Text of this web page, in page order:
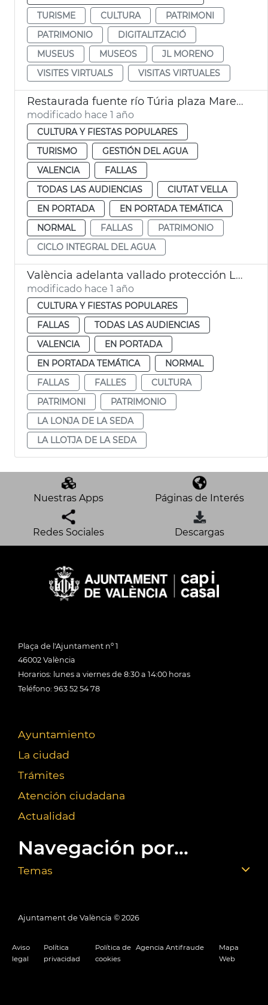
TURISME
CULTURA
PATRIMONI
PATRIMONIO
DIGITALITZACIÓ
MUSEUS
MUSEOS
JL MORENO
VISITES VIRTUALS
VISITAS VIRTUALES
Restaurada fuente río Túria plaza Mare de Déu València
modificado hace 1 año
CULTURA Y FIESTAS POPULARES
TURISMO
GESTIÓN DEL AGUA
VALENCIA
FALLAS
TODAS LAS AUDIENCIAS
CIUTAT VELLA
EN PORTADA
EN PORTADA TEMÁTICA
NORMAL
FALLAS
PATRIMONIO
CICLO INTEGRAL DEL AGUA
València adelanta vallado protección Llotja para Fallas
modificado hace 1 año
CULTURA Y FIESTAS POPULARES
FALLAS
TODAS LAS AUDIENCIAS
VALENCIA
EN PORTADA
EN PORTADA TEMÁTICA
NORMAL
FALLAS
FALLES
CULTURA
PATRIMONI
PATRIMONIO
LA LONJA DE LA SEDA
LA LLOTJA DE LA SEDA
Nuestras Apps Páginas de Interés
Redes Sociales Descargas
Plaça de l'Ajuntament nº 1
46002 València
Horarios: lunes a viernes de 8:30 a 14:00 horas
Teléfono: 963 52 54 78
Ayuntamiento
La ciudad
Trámites
Atención ciudadana
Actualidad
Navegación por...
Temas
Ajuntament de València © 2026
Aviso
legal
Política
privacidad
Política de
cookies
Agencia Antifraude
Mapa
Web